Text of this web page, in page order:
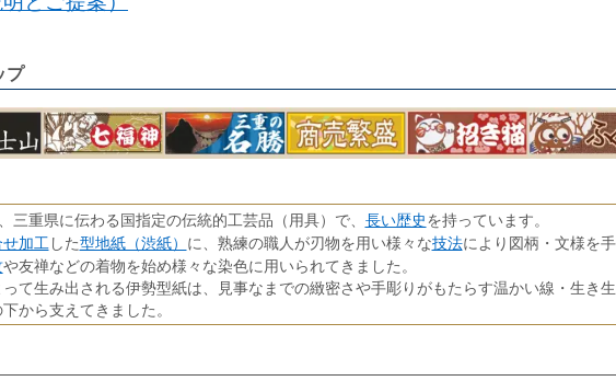
プ
、三重県に伝わる国指定の伝統的工芸品（用具）で、 長い歴史を持っています。
加工 した型地紙（渋紙） に、熟練の職人が刃物を用い様々な技法により図柄・文様を
や友禅などの着物を始め様々な染色に用いられてきました。
て生み出される伊勢型紙は、見事なまでの緻密さや手彫りがもたらす温かい線・生き
から支えてきました。